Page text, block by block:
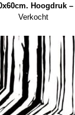
Hoogdruk –
Verkocht